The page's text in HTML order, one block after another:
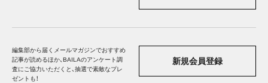
編集部から届くメールマガジンでおすすめ
記事が読めるほか、BAILAのアンケート調
査にご協力いただくと、抽選で素敵なプレ
ゼントも！
新規会員登録